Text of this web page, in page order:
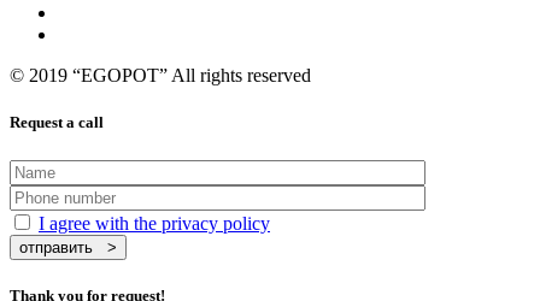
© 2019 “EGOPOT” All rights reserved
Request a call
I agree with the privacy policy
Thank you for request!